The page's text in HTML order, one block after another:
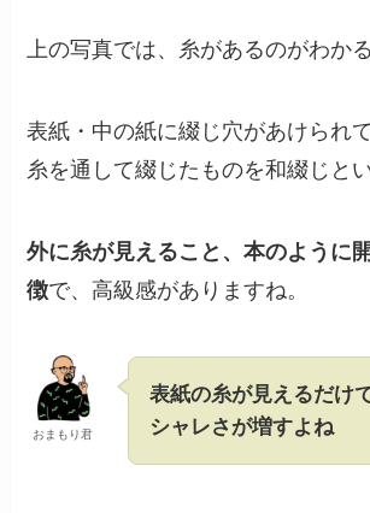
上の写真では、糸があるのがわか
表紙・中の紙に綴じ穴があけられ
糸を通して綴じたものを和綴じと
外に糸が見えること、本のように
徴で、高級感がありますね。
おまもり君
表紙の糸が見えるだけ
シャレさが増すよね